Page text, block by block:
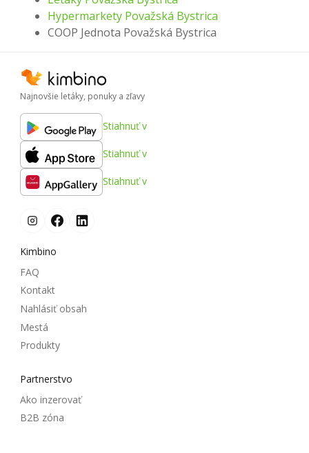
Hypermarkety Považská Bystrica
COOP Jednota Považská Bystrica
Najnovšie letáky, ponuky a zľavy
Stiahnuť v
Stiahnuť v
Stiahnuť v
Kimbino
FAQ
Kontakt
Nahlásiť obsah
Mestá
Produkty
Partnerstvo
Ako inzerovať
B2B zóna